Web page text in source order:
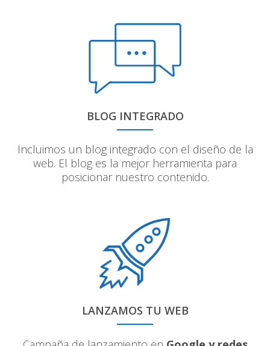
BLOG INTEGRADO
Incluimos un blog integrado con el diseño de la
web. El blog es la mejor herramienta para
posicionar nuestro contenido.
LANZAMOS TU WEB